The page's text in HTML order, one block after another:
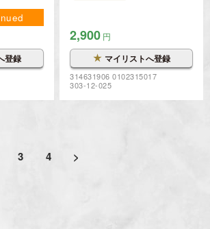
登録
2,900 円
★ マイリストへ登録
314631906 0102315017
303-12-025
3 4 >